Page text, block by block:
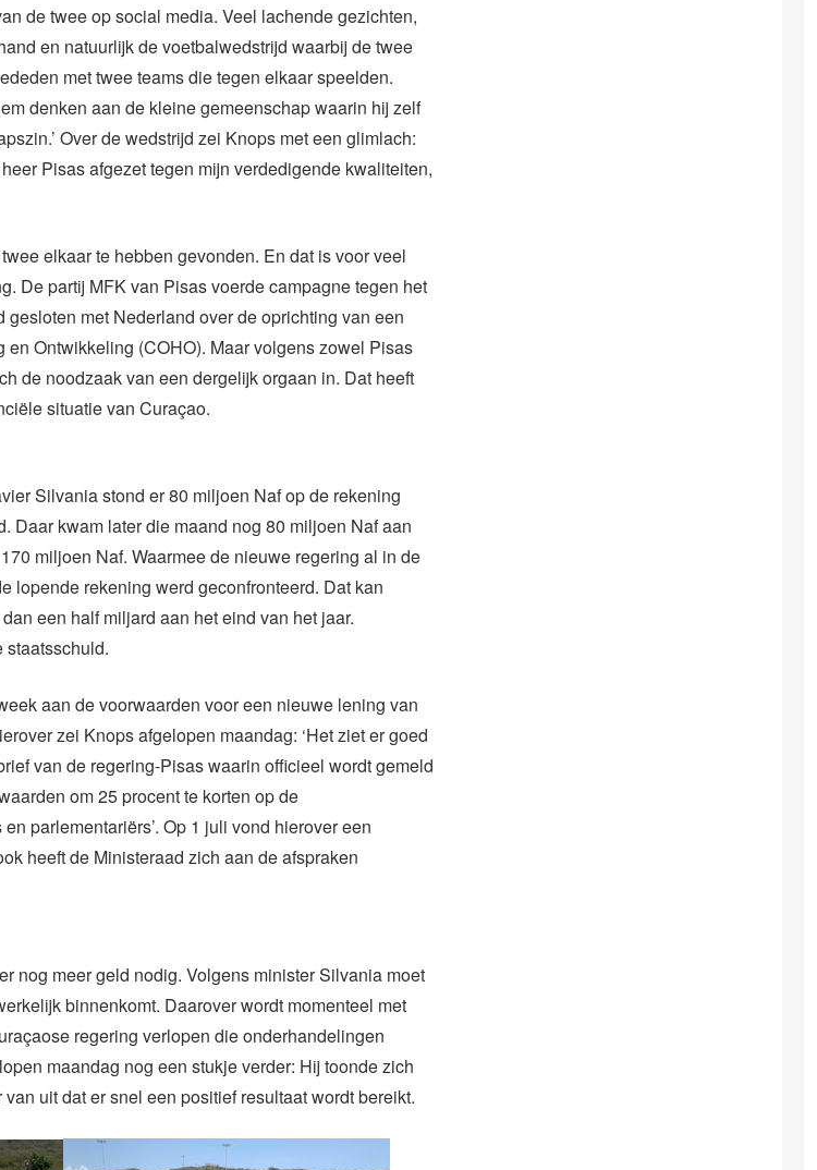
de twee op social media. Veel lachende gezichten,
en natuurlijk de voetbalwedstrijd waarbij de twee
met twee teams die tegen elkaar speelden.
denken aan de kleine gemeenschap waarin hij zelf
Over de wedstrijd zei Knops met een glimlach:
Pisas afgezet tegen mijn verdedigende kwaliteiten,
elkaar te hebben gevonden. En dat is voor veel
De partij MFK van Pisas voerde campagne tegen het
met Nederland over de oprichting van een
Ontwikkeling (COHO). Maar volgens zowel Pisas
de noodzaak van een dergelijk orgaan in. Dat heeft
situatie van Curaçao.
Silvania stond er 80 miljoen Naf op de rekening
Daar kwam later die maand nog 80 miljoen Naf aan
miljoen Naf. Waarmee de nieuwe regering al in de
lopende rekening werd geconfronteerd. Dat kan
een half miljard aan het eind van het jaar.
staatsschuld.
aan de voorwaarden voor een nieuwe lening van
zei Knops afgelopen maandag: ‘Het ziet er goed
van de regering-Pisas waarin officieel wordt gemeld
om 25 procent te korten op de
parlementariërs’. Op 1 juli vond hierover een
heeft de Ministeraad zich aan de afspraken
nog meer geld nodig. Volgens minister Silvania moet
binnenkomt. Daarover wordt momenteel met
regering verlopen die onderhandelingen
maandag nog een stukje verder: Hij toonde zich
van uit dat er snel een positief resultaat wordt bereikt.